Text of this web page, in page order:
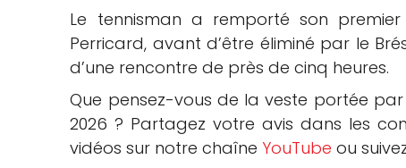
Le tennisman a remporté son
Perricard, avant d’être éliminé par le
d’une rencontre de près de cinq heures.
Que pensez-vous de la veste portée
2026 ? Partagez votre avis dans les
vidéos sur notre chaîne YouTube ou